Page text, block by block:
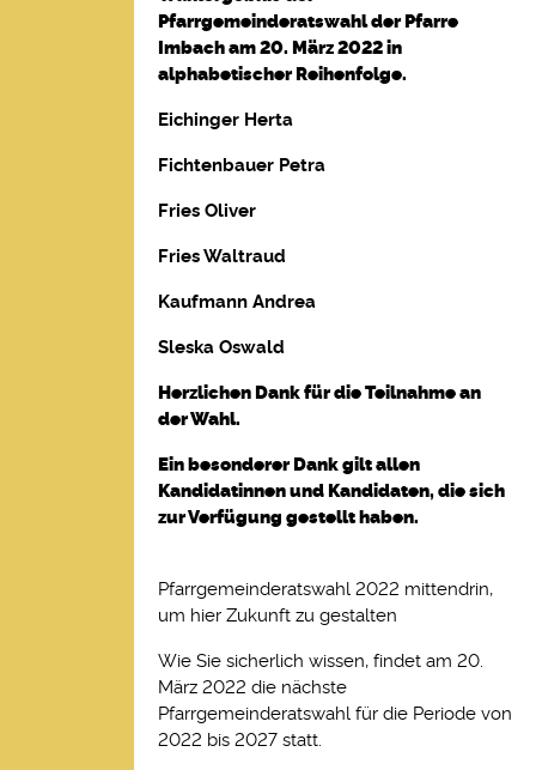
Pfarrgemeinderatswahl der Pfarre
Imbach am 20. März 2022 in
alphabetischer Reihenfolge.
Eichinger Herta
Fichtenbauer Petra
Fries Oliver
Fries Waltraud
Kaufmann Andrea
Sleska Oswald
Herzlichen Dank für die Teilnahme an
der Wahl.
Ein besonderer Dank gilt allen
Kandidatinnen und Kandidaten, die sich
zur Verfügung gestellt haben.
Pfarrgemeinderatswahl 2022 mittendrin,
um hier Zukunft zu gestalten
Wie Sie sicherlich wissen, findet am 20.
März 2022 die nächste
Pfarrgemeinderatswahl für die Periode von
2022 bis 2027 statt.